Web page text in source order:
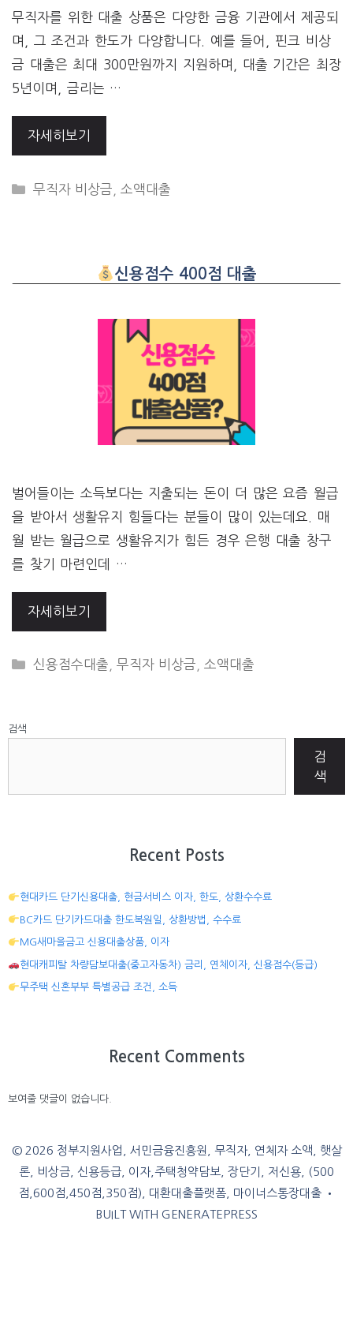
무직자를 위한 대출 상품은 다양한 금융 기관에서 제공되
며, 그 조건과 한도가 다양합니다. 예를 들어, 핀크 비상
금 대출은 최대 300만원까지 지원하며, 대출 기간은 최장
5년이며, 금리는 …
자세히보기
CATEGORIES
무직자 비상금 소액대출
신용점수 400점 대출
벌어들이는 소득보다는 지출되는 돈이 더 많은 요즘 월급
을 받아서 생활유지 힘들다는 분들이 많이 있는데요. 매
월 받는 월급으로 생활유지가 힘든 경우 은행 대출 창구
를 찾기 마련인데 …
자세히보기
CATEGORIES
신용점수대출 ,무직자 비상금 소액대출
검색
검
색
Recent Posts
현대카드 단기신용대출, 현금서비스 이자, 한도, 상환수수료
BC카드 단기카드대출 한도복원일, 상환방법, 수수료
MG새마을금고 신용대출상품, 이자
현대캐피탈 차량담보대출(중고자동차) 금리, 연체이자, 신용점수(등급)
무주택 신혼부부 특별공급 조건, 소득
Recent Comments
보여줄 댓글이 없습니다.
© 2026 정부지원사업, 서민금융진흥원, 무직자, 연체자 소액, 햇살
론, 비상금, 신용등급, 이자,주택청약담보, 장단기, 저신용, (500
점,600점,450점,350점), 대환대출플랫폼, 마이너스통장대출 •
BUILT WITH GENERATEPRESS